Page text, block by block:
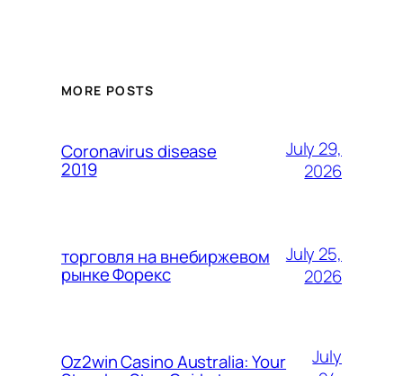
MORE POSTS
Coronavirus disease
2019
July 29,
2026
торговля на внебиржевом
рынке Форекс
July 25,
2026
Oz2win Casino Australia: Your
July